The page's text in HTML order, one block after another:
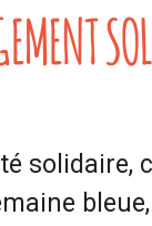
solidaire,